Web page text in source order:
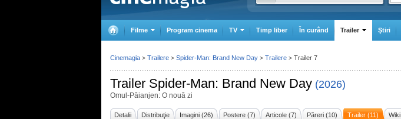
Filme Program cinema TV Timp liber În curând Trailer Ştiri
Trailer Spider-Man: Brand New Day (2026)
Omul-Păianjen: O nouă zi
Detalii Distribuţie Imagini (26) Postere (7) Articole (7) Păreri (10) Trailer (11) Wiki
Cinemagia > Trailere > Spider-Man: Brand New Day > Trailere > Trailer 7